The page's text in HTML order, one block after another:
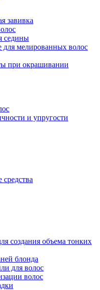
завивка
седины
для мелированных волос
при окрашивании
и упругости
создания объема тонких
блонда
для волос
волос